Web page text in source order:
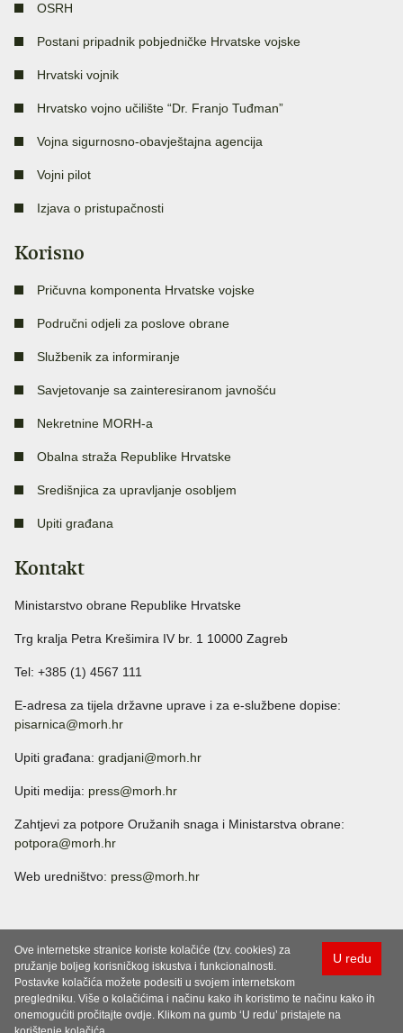
OSRH
Postani pripadnik pobjedničke Hrvatske vojske
Hrvatski vojnik
Hrvatsko vojno učilište “Dr. Franjo Tuđman”
Vojna sigurnosno-obavještajna agencija
Vojni pilot
Izjava o pristupačnosti
Korisno
Pričuvna komponenta Hrvatske vojske
Područni odjeli za poslove obrane
Službenik za informiranje
Savjetovanje sa zainteresiranom javnošću
Nekretnine MORH-a
Obalna straža Republike Hrvatske
Središnjica za upravljanje osobljem
Upiti građana
Kontakt
Ministarstvo obrane Republike Hrvatske
Trg kralja Petra Krešimira IV br. 1 10000 Zagreb
Tel: +385 (1) 4567 111
E-adresa za tijela državne uprave i za e-službene dopise:
pisarnica@morh.hr
Upiti građana: gradjani@morh.hr
Upiti medija: press@morh.hr
Zahtjevi za potpore Oružanih snaga i Ministarstva obrane:
potpora@morh.hr
Web uredništvo: press@morh.hr
U redu
Ove internetske stranice koriste kolačiće (tzv. cookies) za
pružanje boljeg korisničkog iskustva i funkcionalnosti.
Postavke kolačića možete podesiti u svojem internetskom
pregledniku. Više o kolačićima i načinu kako ih koristimo te načinu kako ih
onemogućiti pročitajte ovdje. Klikom na gumb ‘U redu’ pristajete na